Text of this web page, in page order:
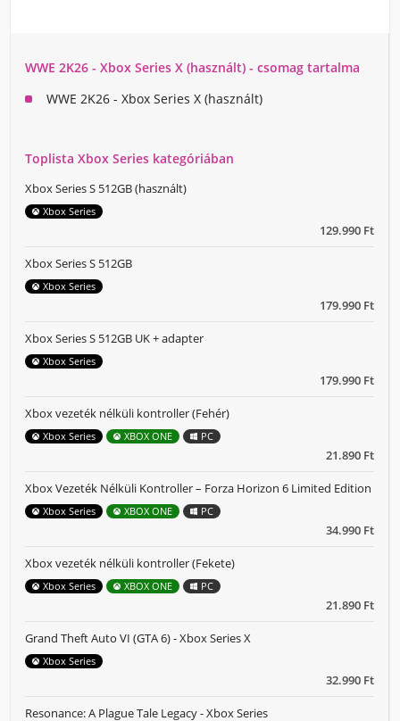
WWE 2K26 - Xbox Series X (használt) - csomag tartalma
WWE 2K26 - Xbox Series X (használt)
Toplista Xbox Series kategóriában
129.990 Ft
Xbox Series S 512GB (használt)
Xbox Series
179.990 Ft
Xbox Series S 512GB
Xbox Series
179.990 Ft
Xbox Series S 512GB UK + adapter
Xbox Series
21.890 Ft
Xbox vezeték nélküli kontroller (Fehér)
Xbox Series XBOX ONE PC
34.990 Ft
Xbox Vezeték Nélküli Kontroller – Forza Horizon 6 Limited Edition
Xbox Series XBOX ONE PC
21.890 Ft
Xbox vezeték nélküli kontroller (Fekete)
Xbox Series XBOX ONE PC
32.990 Ft
Grand Theft Auto VI (GTA 6) - Xbox Series X
Xbox Series
Resonance: A Plague Tale Legacy - Xbox Series